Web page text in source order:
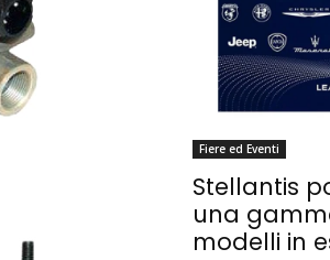
Fiere ed Eventi
Stellantis
una
modelli in